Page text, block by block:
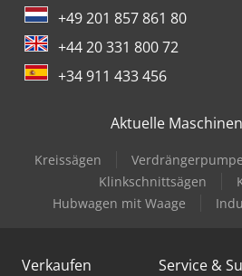
+49 201 857 861 80
+44 20 331 800 72
+34 911 433 456
Aktuelle
Kreissägen Verdrängerpumpe
Klinkschnittsägen
Hubwagen mit Waage
Verkaufen Service &